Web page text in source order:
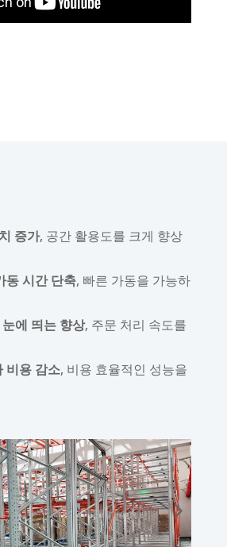
증가, 공간 활용도를 크게 향상
동 시간 단축, 빠른 가동을 가능하
에 띄는 향상, 주문 처리 속도를
비용 감소, 비용 효율적인 성능을